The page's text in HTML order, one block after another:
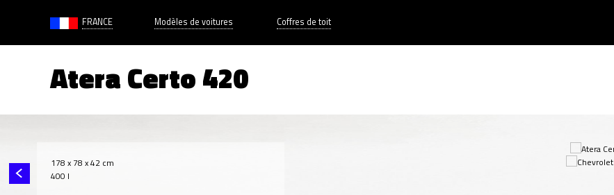
FRANCE Modèles de voitures Coffres de toit
Atera Certo 420
178 x 78 x 42 cm
400 l